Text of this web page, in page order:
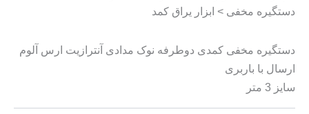
دستگیره مخفی > ابزار یراق کمد
دستگیره مخفی کمدی دوطرفه نوک مدادی آنترازیت ارس آلوم
ارسال با باربری
سایز 3 متر